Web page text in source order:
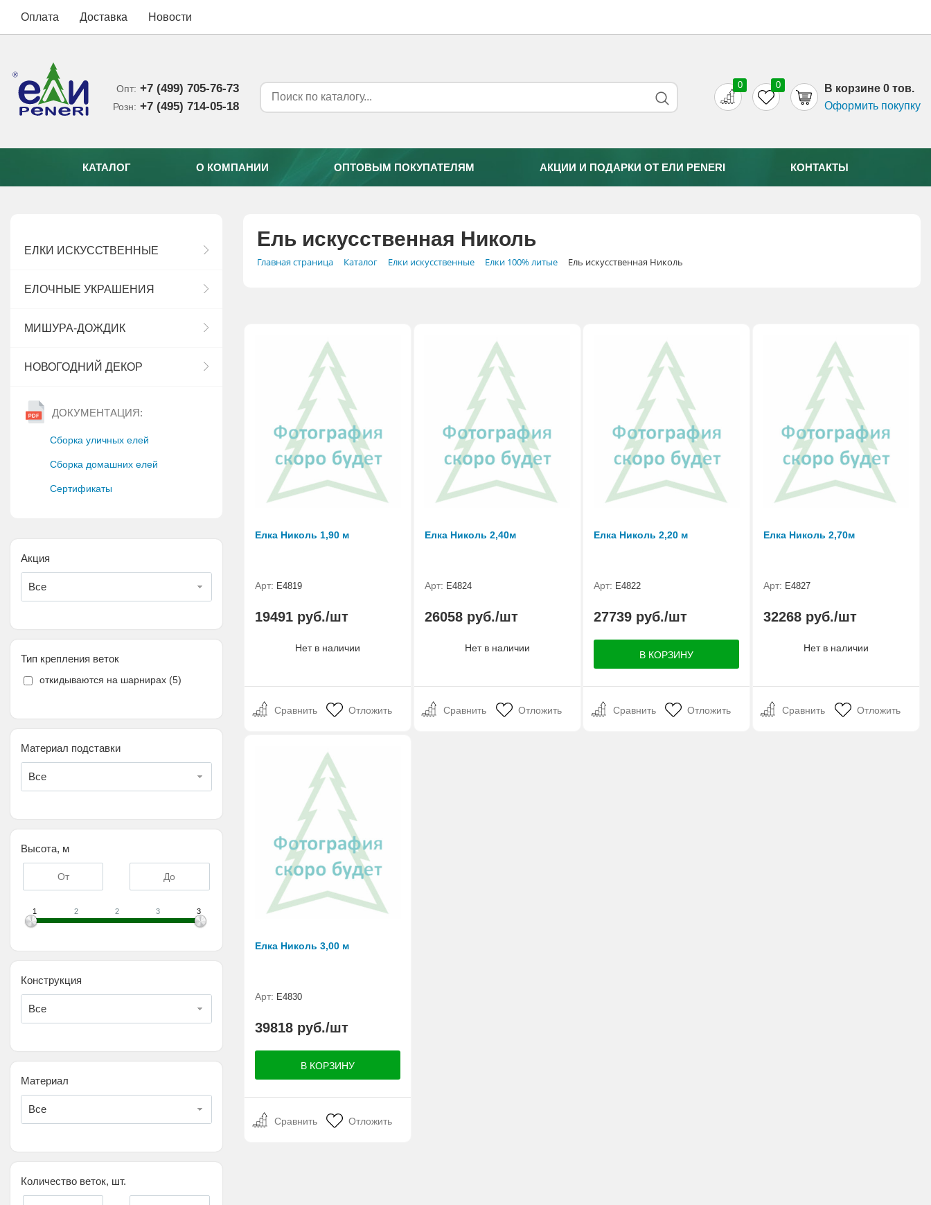
Оплата Доставка Новости
Опт: +7 (499) 705-76-73
Розн: +7 (495) 714-05-18‬
B корзине 0 тов.
Оформить покупку
0
0
КАТАЛОГ О КОМПАНИИ ОПТОВЫМ ПОКУПАТЕЛЯМ АКЦИИ И ПОДАРКИ ОТ EЛИ PENERI КОНТАКТЫ
ЕЛКИ ИСКУССТВЕННЫЕ
ЕЛОЧНЫЕ УКРАШЕНИЯ
МИШУРА-ДОЖДИК
НОВОГОДНИЙ ДЕКОР
ДОКУМЕНТАЦИЯ:
Сборка уличных елей
Сборка домашних елей
Сертификаты
Акция
Все
Тип крепления веток
откидываются на шарнирах (5)
Материал подставки
Все
Высота, м
1 2 2 3 3
Конструкция
Все
Материал
Все
Количество веток, шт.
Ель искусственная Николь
Главная страница Каталог Елки искусственные Елки 100% литые Ель искусственная Николь
Елка Николь 1,90 м
Арт: Е4819
19491 руб./шт
Нет в наличии
Сравнить Отложить
Елка Николь 2,40м
Арт: Е4824
26058 руб./шт
Нет в наличии
Сравнить Отложить
Елка Николь 2,20 м
Арт: Е4822
27739 руб./шт
Сравнить Отложить
Елка Николь 2,70м
Арт: Е4827
32268 руб./шт
Нет в наличии
Сравнить Отложить
Елка Николь 3,00 м
Арт: Е4830
39818 руб./шт
Сравнить Отложить